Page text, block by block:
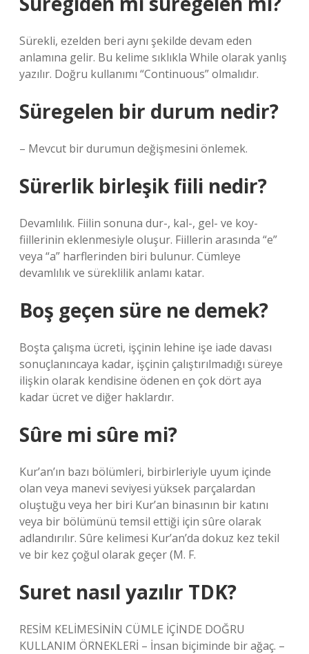
Sürekli, ezelden beri aynı şekilde devam eden
anlamına gelir. Bu kelime sıklıkla While olarak yanlış
yazılır. Doğru kullanımı “Continuous” olmalıdır.
Süregelen bir durum nedir?
– Mevcut bir durumun değişmesini önlemek.
Sürerlik birleşik fiili nedir?
Devamlılık. Fiilin sonuna dur-, kal-, gel- ve koy-
fiillerinin eklenmesiyle oluşur. Fiillerin arasında “e”
veya “a” harflerinden biri bulunur. Cümleye
devamlılık ve süreklilik anlamı katar.
Boş geçen süre ne demek?
Boşta çalışma ücreti, işçinin lehine işe iade davası
sonuçlanıncaya kadar, işçinin çalıştırılmadığı süreye
ilişkin olarak kendisine ödenen en çok dört aya
kadar ücret ve diğer haklardır.
Sûre mi sûre mi?
Kur’an’ın bazı bölümleri, birbirleriyle uyum içinde
olan veya manevi seviyesi yüksek parçalardan
oluştuğu veya her biri Kur’an binasının bir katını
veya bir bölümünü temsil ettiği için sûre olarak
adlandırılır. Sûre kelimesi Kur’an’da dokuz kez tekil
ve bir kez çoğul olarak geçer (M. F.
Suret nasıl yazılır TDK?
RESİM KELİMESİNİN CÜMLE İÇİNDE DOĞRU
KULLANIM ÖRNEKLERİ – İnsan biçiminde bir ağaç. –